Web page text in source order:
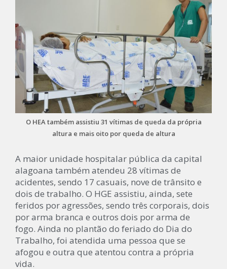
O HEA também assistiu 31 vítimas de queda da própria
altura e mais oito por queda de altura
A maior unidade hospitalar pública da capital
alagoana também atendeu 28 vítimas de
acidentes, sendo 17 casuais, nove de trânsito e
dois de trabalho. O HGE assistiu, ainda, sete
feridos por agressões, sendo três corporais, dois
por arma branca e outros dois por arma de
fogo. Ainda no plantão do feriado do Dia do
Trabalho, foi atendida uma pessoa que se
afogou e outra que atentou contra a própria
vida.